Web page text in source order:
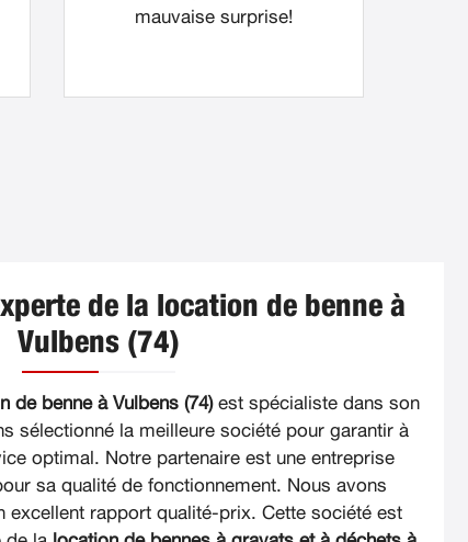
mauvaise surprise!
de la location de benne à
Vulbens (74)
de benne à Vulbens (74)est spécialiste dans son
sélectionné la meilleure société pour garantir à
optimal. Notre partenaire est une entreprise
sa qualité de fonctionnement. Nous avons
excellent rapport qualité-prix. Cette société est